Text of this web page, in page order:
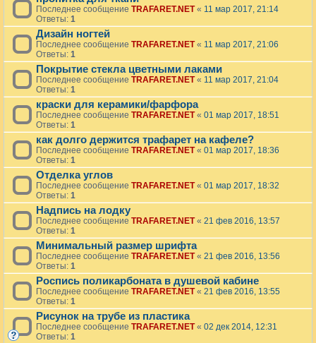
Последнее сообщение TRAFARET.NET« 11 мар 2017, 21:14
Ответы: 1
Дизайн ногтей
Последнее сообщение TRAFARET.NET« 11 мар 2017, 21:06
Ответы: 1
Покрытие стекла цветными лаками
Последнее сообщение TRAFARET.NET« 11 мар 2017, 21:04
Ответы: 1
краски для керамики/фарфора
Последнее сообщение TRAFARET.NET« 01 мар 2017, 18:51
Ответы: 1
как долго держится трафарет на кафеле?
Последнее сообщение TRAFARET.NET« 01 мар 2017, 18:36
Ответы: 1
Отделка углов
Последнее сообщение TRAFARET.NET« 01 мар 2017, 18:32
Ответы: 1
Надпись на лодку
Последнее сообщение TRAFARET.NET« 21 фев 2016, 13:57
Ответы: 1
Минимальный размер шрифта
Последнее сообщение TRAFARET.NET« 21 фев 2016, 13:56
Ответы: 1
Роспись поликарбоната в душевой кабине
Последнее сообщение TRAFARET.NET« 21 фев 2016, 13:55
Ответы: 1
Рисунок на трубе из пластика
Последнее сообщение TRAFARET.NET« 02 дек 2014, 12:31
Ответы: 1